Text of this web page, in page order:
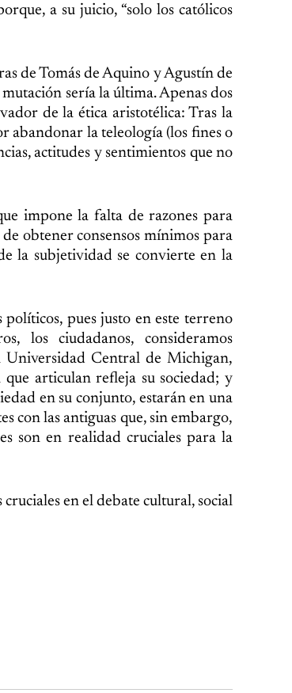
a su juicio, “solo los católicos
de Tomás de Aquino y Agustín de
sería la última. Apenas dos
de la ética aristotélica: Tras la
abandonar la teleología (los fines o
actitudes y sentimientos que no
impone la falta de razones para
obtener consensos mínimos para
la subjetividad se convierte en la
pues justo en este terreno
los ciudadanos, consideramos
Universidad Central de Michigan,
articulan refleja su sociedad; y
en su conjunto, estarán en una
con las antiguas que, sin embargo,
son en realidad cruciales para la
en el debate cultural, social